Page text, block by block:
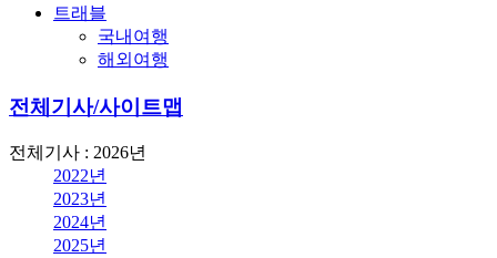
트래블
국내여행
해외여행
전체기사/사이트맵
전체기사 : 2026년
2022년
2023년
2024년
2025년